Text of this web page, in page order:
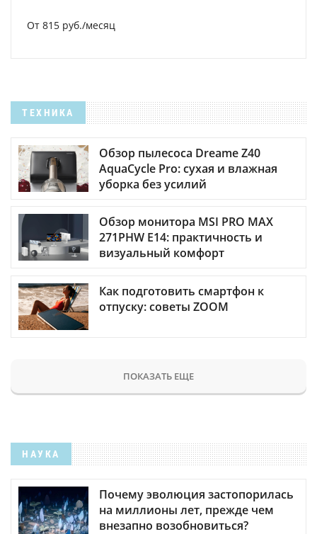
От 815 руб./месяц
ТЕХНИКА
Обзор пылесоса Dreame Z40
AquaCycle Pro: сухая и влажная
уборка без усилий
Обзор монитора MSI PRO MAX
271PHW E14: практичность и
визуальный комфорт
Как подготовить смартфон к
отпуску: советы ZOOM
ПОКАЗАТЬ ЕЩЕ
НАУКА
Почему эволюция застопорилась
на миллионы лет, прежде чем
внезапно возобновиться?